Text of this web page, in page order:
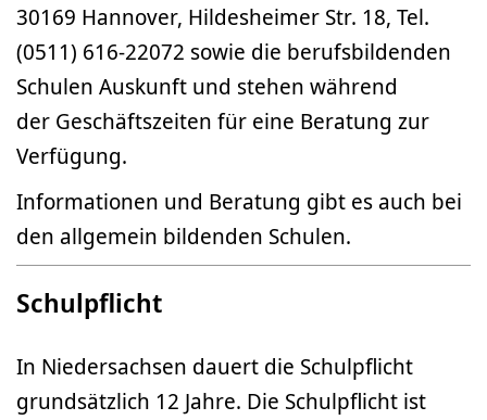
30169 Hannover, Hildesheimer Str. 18, Tel.
(0511) 616-22072 sowie die berufsbildenden
Schulen Auskunft und stehen während
der Geschäftszeiten für eine Beratung zur
Verfügung.
Informationen und Beratung gibt es auch bei
den allgemein bildenden Schulen.
Schulpflicht
In Niedersachsen dauert die Schulpflicht
grundsätzlich 12 Jahre. Die Schulpflicht ist